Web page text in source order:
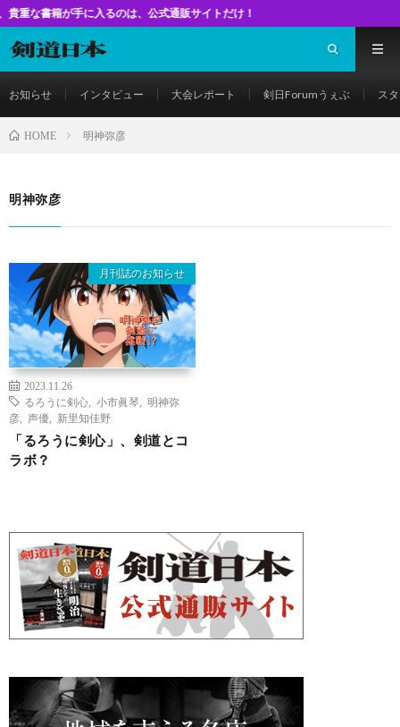
手に入るのは、公式通販サイトだけ！
お知らせ インタビュー 大会レポート 剣日Forumうぇぶ ス
HOME 明神弥彦
明神弥彦
月刊誌のお知らせ
2023.11.26
るろうに剣心
小市眞琴
明神弥
彦
声優 新里知佳野
「るろうに剣心」、剣道とコ
ラボ？